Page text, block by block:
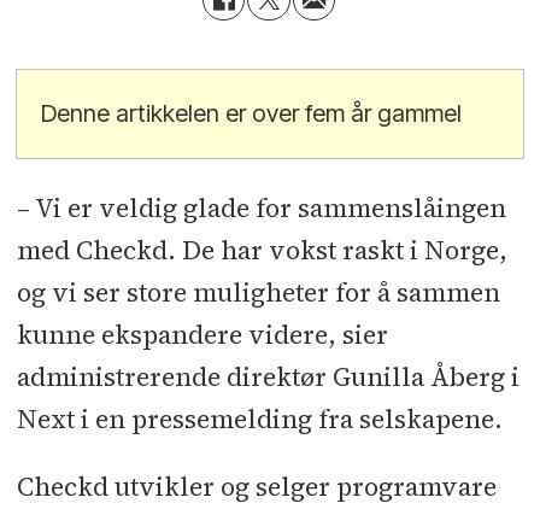
Denne artikkelen er over fem år gammel
– Vi er veldig glade for sammenslåingen
med Checkd. De har vokst raskt i Norge,
og vi ser store muligheter for å sammen
kunne ekspandere videre, sier
administrerende direktør Gunilla Åberg i
Next i en pressemelding fra selskapene.
Checkd utvikler og selger programvare